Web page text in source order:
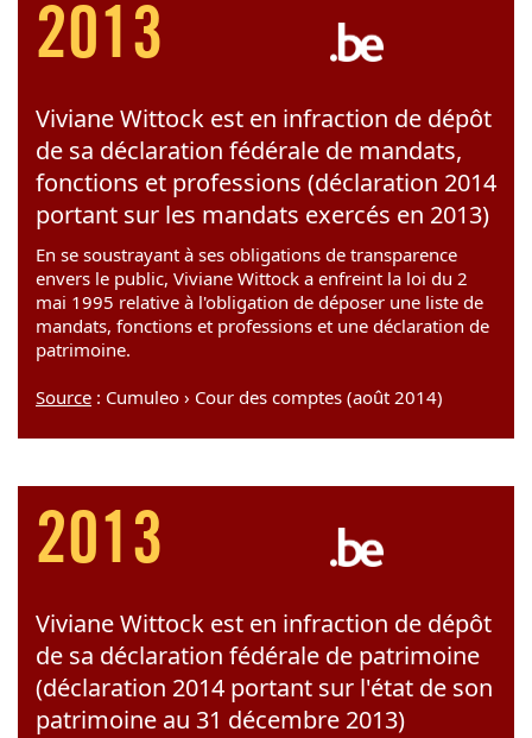
2013
Viviane Wittock est en infraction de dépôt
de sa déclaration fédérale de mandats,
fonctions et professions (déclaration 2014
portant sur les mandats exercés en 2013)
En se soustrayant à ses obligations de transparence
envers le public, Viviane Wittock a enfreint la loi du 2
mai 1995 relative à l'obligation de déposer une liste de
mandats, fonctions et professions et une déclaration de
patrimoine.
Source : Cumuleo › Cour des comptes (août 2014)
2013
Viviane Wittock est en infraction de dépôt
de sa déclaration fédérale de patrimoine
(déclaration 2014 portant sur l'état de son
patrimoine au 31 décembre 2013)